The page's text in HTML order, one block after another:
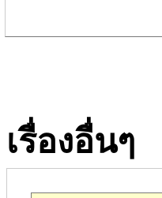
เรื่องอื่นๆ